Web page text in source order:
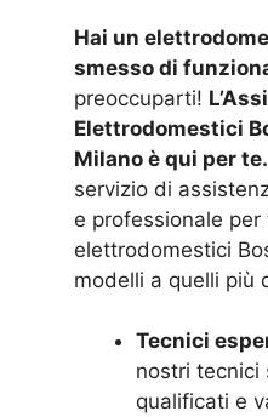
Hai un
smesso di
preoccuparti!
Elettrodomestici
Milano è qui per te.
servizio di
e professionale per
elettrodomestici
modelli a quelli più
Tecnici
nostri tecnici
qualificati e